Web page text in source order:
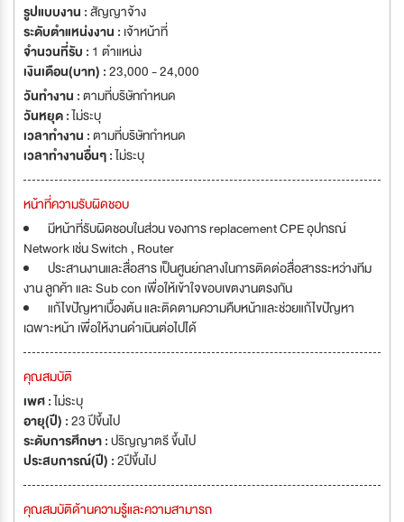
รูปแบบงาน :สัญญาจ้าง
ระดับตำแหน่งงาน : เจ้าหน้าที่
จำนวนที่รับ : 1 ตำแหน่ง
เงินเดือน(บาท) :23,000 - 24,000
วันทำงาน :ตามที่บริษัทกำหนด
วันหยุด :ไม่ระบุ
เวลาทำงาน :ตามที่บริษัทกำหนด
เวลาทำงานอื่นๆ :ไม่ระบุ
หน้าที่ความรับผิดชอบ
มีหน้าที่รับผิดชอบในส่วน ของการ replacement CPE อุปกรณ์
Network เช่น Switch , Router
ประสานงานและสื่อสาร เป็นศูนย์กลางในการติดต่อสื่อสารระหว่างทีม
งาน ลูกค้า และ Sub con เพื่อให้เข้าใจขอบเขตงานตรงกัน
แก้ไขปัญหาเบื้องต้น และติดตามความคืบหน้าและช่วยแก้ไขปัญหา
เฉพาะหน้า เพื่อให้งานดำเนินต่อไปได้
คุณสมบัติ
เพศ :ไม่ระบุ
อายุ(ปี) :23 ปีขึ้นไป
ระดับการศึกษา :ปริญญาตรี ขึ้นไป
ประสบการณ์(ปี) :2ปีขึ้นไป
คุณสมบัติด้านความรู้และความสามารถ